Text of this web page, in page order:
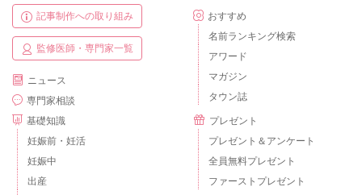
記事制作への取り組み
監修医師・専門家一覧
ニュース
専門家相談
基礎知識
妊娠前・妊活
妊娠中
出産
おすすめ
名前ランキング検索
アワード
マガジン
タウン誌
プレゼント
プレゼント＆アンケート
全員無料プレゼント
ファーストプレゼント